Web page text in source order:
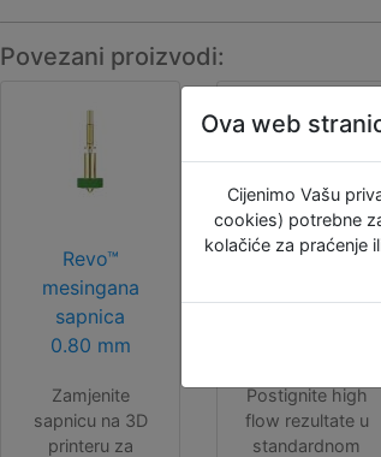
Povezani proizvodi:
Revo™
mesingana
sapnica
0.80 mm
Zamjenite
sapnicu na 3D
printeru za
Revo™
Postignite high
flow rezultate u
standardnom
Ova web
Cijenimo Vašu
cookies) potrebne
kolačiće za praćenje